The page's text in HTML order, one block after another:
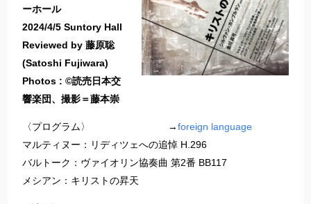
ーホール
2024/4/5 Suntory Hall
Reviewed by 藤原聡
(Satoshi Fujiwara)
Photos : ©読売日本交
響楽団、撮影＝藤本崇
〈プログラム〉 →foreign language
マルティヌー：リディツェへの追悼 H.296
バルトーク：ヴァイオリン協奏曲 第2番 BB117
メシアン：キリストの昇天